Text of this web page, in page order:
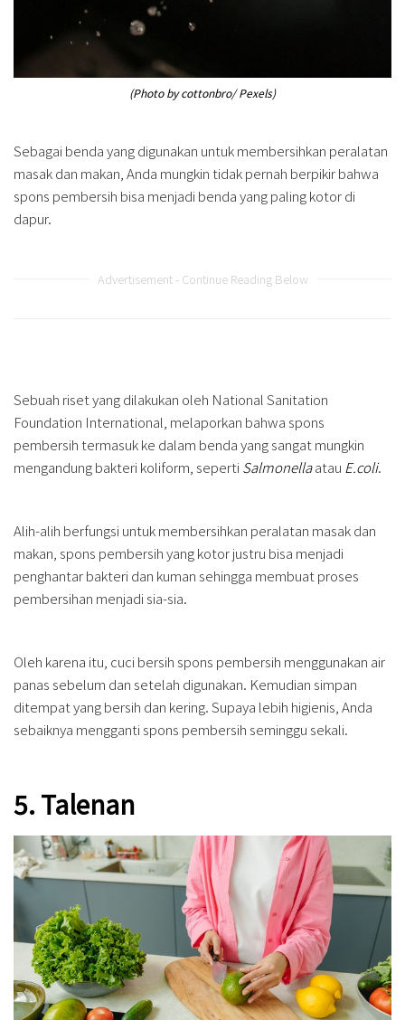
(Photo by cottonbro/ Pexels)
Sebagai benda yang digunakan untuk membersihkan peralatan
masak dan makan, Anda mungkin tidak pernah berpikir bahwa
spons pembersih bisa menjadi benda yang paling kotor di
dapur.
Advertisement - Continue Reading Below
Sebuah riset yang dilakukan oleh National Sanitation
Foundation International, melaporkan bahwa spons
pembersih termasuk ke dalam benda yang sangat mungkin
mengandung bakteri koliform, seperti Salmonellaatau E.coli.
Alih-alih berfungsi untuk membersihkan peralatan masak dan
makan, spons pembersih yang kotor justru bisa menjadi
penghantar bakteri dan kuman sehingga membuat proses
pembersihan menjadi sia-sia.
Oleh karena itu, cuci bersih spons pembersih menggunakan air
panas sebelum dan setelah digunakan. Kemudian simpan
ditempat yang bersih dan kering. Supaya lebih higienis, Anda
sebaiknya mengganti spons pembersih seminggu sekali.
5. Talenan